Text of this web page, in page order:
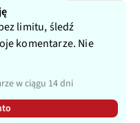
limitu, śledź
komentarze. Nie
w ciągu 14 dni